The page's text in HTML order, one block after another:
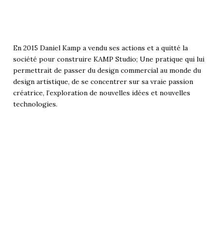
En 2015 Daniel Kamp a vendu ses actions et a quitté la
société pour construire KAMP Studio; Une pratique qui lui
permettrait de passer du design commercial au monde du
design artistique, de se concentrer sur sa vraie passion
créatrice, l’exploration de nouvelles idées et nouvelles
technologies.